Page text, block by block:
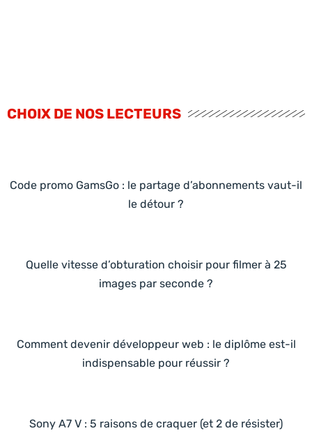
CHOIX DE NOS LECTEURS
Code promo GamsGo : le partage d’abonnements vaut-il
le détour ?
Quelle vitesse d’obturation choisir pour filmer à 25
images par seconde ?
Comment devenir développeur web : le diplôme est-il
indispensable pour réussir ?
Sony A7 V : 5 raisons de craquer (et 2 de résister)